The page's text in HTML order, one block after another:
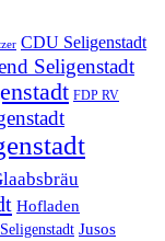
CDU Seligenstadt
Seligenstadt
FDP RV
Hofladen
Jusos